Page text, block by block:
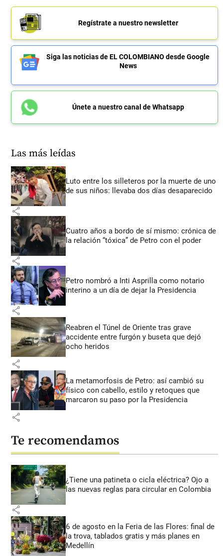
Regístrate a nuestro newsletter
Siga las noticias de EL COLOMBIANO desde Google
News
Únete a nuestro canal de Whatsapp
Las más leídas
Luto entre los silleteros por la muerte de uno
de sus niños: llevaba dos días desaparecido
share
Cuatro años a bordo de sí mismo: crónica de
la relación “tóxica” de Petro con el poder
share
Petro nombró a Inti Asprilla como notario
interino a un día de dejar la Presidencia
share
Reabren el Túnel de Oriente tras grave
accidente entre furgón y buseta que dejó
ocho heridos
share
La metamorfosis de Petro: así cambió su
físico con cabello, estilo y retoques que
marcaron su paso por la Presidencia
share
Te recomendamos
¿Tiene una patineta o cicla eléctrica? Ojo a
las nuevas reglas para circular en Colombia
share
6 de agosto en la Feria de las Flores: final de
la trova, tablados gratis y más planes en
Medellín